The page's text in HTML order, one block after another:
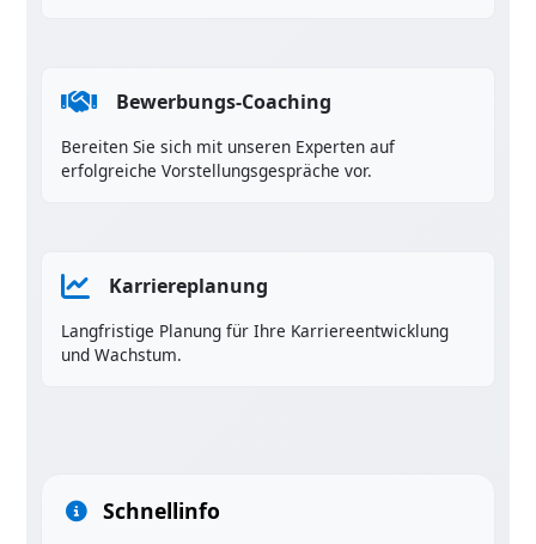
Bewerbungs-Coaching
Bereiten Sie sich mit unseren Experten auf
erfolgreiche Vorstellungsgespräche vor.
Karriereplanung
Langfristige Planung für Ihre Karriereentwicklung
und Wachstum.
Schnellinfo